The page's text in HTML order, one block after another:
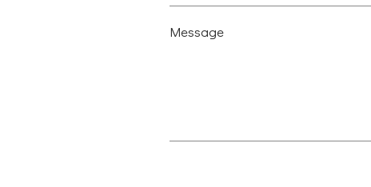
Message